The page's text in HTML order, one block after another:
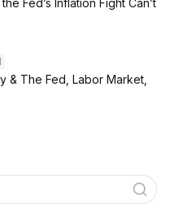
Fed’s Inflation Fight Can’t
& The Fed, Labor Market,